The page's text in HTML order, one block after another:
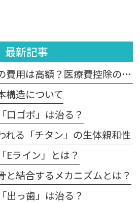
最新記事
マウスピース矯正の費用は高額？医療費控除の適用は？
構造について
口ゴボ」は治る？
れる「チタン」の生体親和性
Eライン」とは？
と結合するメカニズムとは？
出っ歯」は治る？